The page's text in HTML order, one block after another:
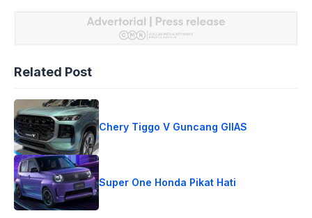
Related Post
Chery Tiggo V Guncang GIIAS
Super One Honda Pikat Hati